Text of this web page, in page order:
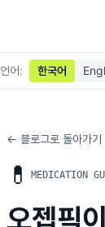
언어: 한국어
← 블로그로 돌아가기
💊 MEDICATION
오젭픽